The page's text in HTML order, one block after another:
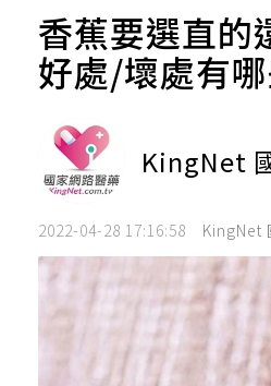
香蕉要選直的
好處/壞處有
KingNet
2022-04-28 17:16:58 KingNet